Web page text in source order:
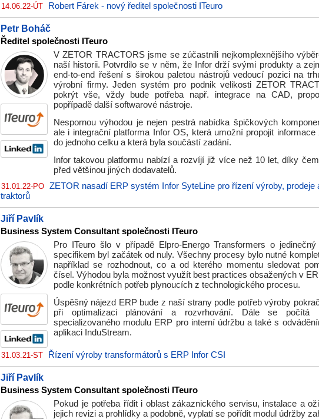
14.06.22-ÚT Robert Fárek - nový ředitel společnosti ITeuro
Petr Boháč
Ředitel společnosti ITeuro
V ZETOR TRACTORS jsme se zúčastnili nejkomplexnějšího
naší historii. Potvrdilo se v něm, že Infor drží svými produkty a
end-to-end řešení s širokou paletou nástrojů vedoucí pozici na
výrobní firmy. Jeden systém pro podnik velikosti ZETOR
pokrýt vše, vždy bude potřeba např. integrace na CAD,
popřípadě další softwarové nástroje.
Nespornou výhodou je nejen pestrá nabídka špičkových
ale i integrační platforma Infor OS, která umožní propojit
do jednoho celku a která byla součástí zadání.
Infor takovou platformu nabízí a rozvíjí již více než 10 let, díky
před většinou jiných dodavatelů.
31.01.22-PO ZETOR nasadí ERP systém Infor SyteLine pro řízení výroby, prodeje
traktorů
Jiří Pavlík
Business System Consultant společnosti ITeuro
Pro ITeuro šlo v případě Elpro-Energo Transformers o
specifikem byl začátek od nuly. Všechny procesy bylo nutné
například se rozhodnout, co a od kterého momentu sledovat
čísel. Výhodou byla možnost využít best practices obsažených v
podle konkrétních potřeb plynoucích z technologického procesu.
Úspěšný nájezd ERP bude z naší strany podle potřeb výroby
při optimalizaci plánování a rozvrhování. Dále se
specializovaného modulu ERP pro interní údržbu a také s
aplikaci InduStream.
31.03.21-ST Řízení výroby transformátorů s ERP Infor CSI
Jiří Pavlík
Business System Consultant společnosti ITeuro
Pokud je potřeba řídit i oblast zákaznického servisu, instalace a
jejich revizi a prohlídky a podobně, vyplatí se pořídit modul údržby